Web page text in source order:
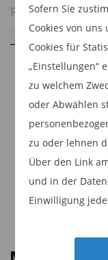
Sofern Sie
Cookies von uns
Cookies für
„Einstellungen“
zu welchem
oder Abwählen
zu oder lehnen
Über den Link
und in der
Einwilligung
Renditen auf
digitalen
Unternehmen
Entwicklungen
neuen
Es lässt sich
diese
Schwerfälligkeit
Bereich in den
Dieser Inhalt
bestimmt.
Sie, dass Sie
und stimmen